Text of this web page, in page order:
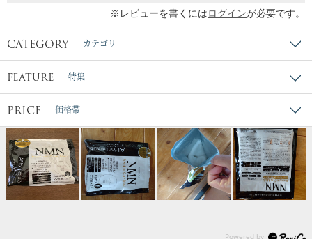
※レビューを書くにはログインが必要です。
CATEGORY カテゴリ
FEATURE 特集
PRICE 価格帯